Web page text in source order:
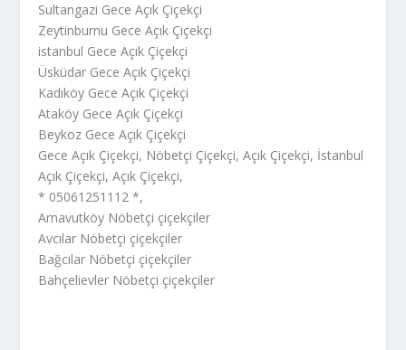
Sultangazi Gece Açık Çiçekçi
Zeytinburnu Gece Açık Çiçekçi
istanbul Gece Açık Çiçekçi
Üsküdar Gece Açık Çiçekçi
Kadıköy Gece Açık Çiçekçi
Ataköy Gece Açık Çiçekçi
Beykoz Gece Açık Çiçekçi
Gece Açık Çiçekçi, Nöbetçi Çiçekçi, Açık Çiçekçi, İstanbul
Açık Çiçekçi, Açık Çiçekçi,
* 05061251112 *,
Arnavutköy Nöbetçi çiçekçiler
Avcılar Nöbetçi çiçekçiler
Bağcılar Nöbetçi çiçekçiler
Bahçelievler Nöbetçi çiçekçiler